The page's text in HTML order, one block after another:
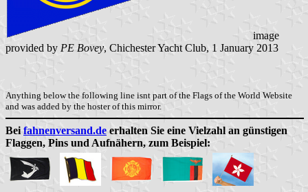
image
provided by PE Bovey, Chichester Yacht Club, 1 January 2013
Anything below the following line isnt part of the Flags of the World Website
and was added by the hoster of this mirror.
Bei fahnenversand.de erhalten Sie eine Vielzahl an günstigen
Flaggen, Pins und Aufnähern, zum Beispiel: